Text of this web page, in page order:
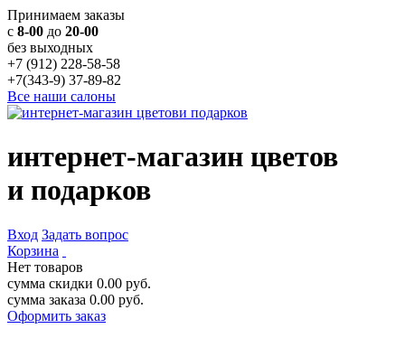
Принимаем заказы
с 8-00 до 20-00
без выходных
+7 (912) 228-58-58
+7(343-9) 37-89-82
Все наши салоны
интернет-магазин цветов
и подарков
Вход Задать вопрос
Корзина
Нет товаров
сумма скидки 0.00 руб.
сумма заказа 0.00 руб.
Оформить заказ